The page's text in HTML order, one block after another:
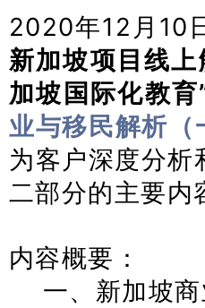
2020年12月10
新加坡项目线上
加坡国际化教
业与移民解析（
为客户深度分
二部分的主要内
内容概要：
一、新加坡商